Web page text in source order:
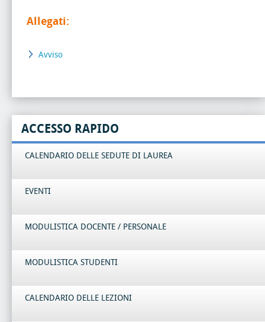
Allegati:
Avviso
ACCESSO RAPIDO
CALENDARIO DELLE SEDUTE DI LAUREA
EVENTI
MODULISTICA DOCENTE / PERSONALE
MODULISTICA STUDENTI
CALENDARIO DELLE LEZIONI